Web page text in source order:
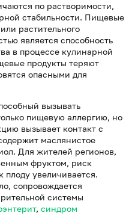
по растворимости,
стабильности. Пищевые
растительного
является способность
в процессе кулинарной
продукты теряют
опасными для
вызывать
пищевую аллергию, но
вызывает контакт с
маслянистое
Для жителей регионов,
фруктом, риск
плоду увеличивается.
сопровождается
системы
, синдром